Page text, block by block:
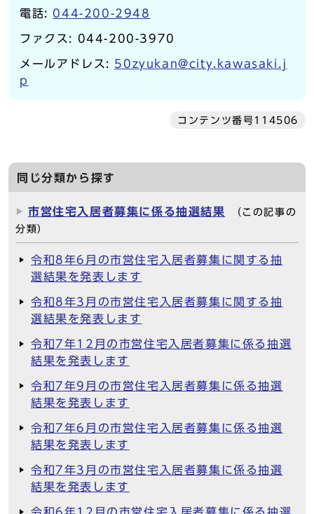
電話: 044-200-2948
ファクス: 044-200-3970
メールアドレス: 50zyukan@city.kawasaki.j
p
コンテンツ番号114506
同じ分類から探す
市営住宅入居者募集に係る抽選結果
（この記事の
分類）
令和8年6月の市営住宅入居者募集に関する抽
選結果を発表します
令和8年3月の市営住宅入居者募集に関する抽
選結果を発表します
令和7年12月の市営住宅入居者募集に係る抽選
結果を発表します
令和7年9月の市営住宅入居者募集に係る抽選
結果を発表します
令和7年6月の市営住宅入居者募集に係る抽選
結果を発表します
令和7年3月の市営住宅入居者募集に係る抽選
結果を発表します